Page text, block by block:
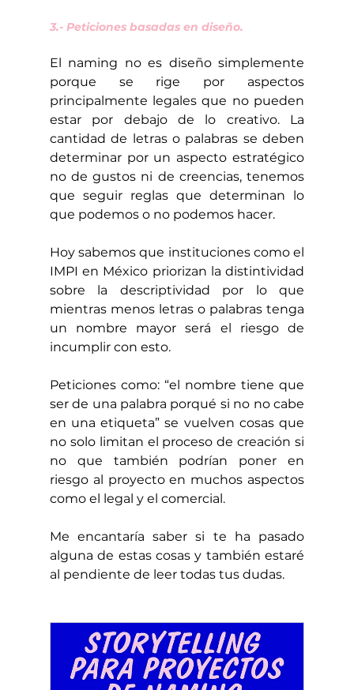
3.- Peticiones basadas en diseño.
El naming no es diseño simplemente
porque se rige por aspectos
principalmente legales que no pueden
estar por debajo de lo creativo. La
cantidad de letras o palabras se deben
determinar por un aspecto estratégico
no de gustos ni de creencias, tenemos
que seguir reglas que determinan lo
que podemos o no podemos hacer.
Hoy sabemos que instituciones como el
IMPI en México priorizan la distintividad
sobre la descriptividad por lo que
mientras menos letras o palabras tenga
un nombre mayor será el riesgo de
incumplir con esto.
Peticiones como: “el nombre tiene que
ser de una palabra porqué si no no cabe
en una etiqueta” se vuelven cosas que
no solo limitan el proceso de creación si
no que también podrían poner en
riesgo al proyecto en muchos aspectos
como el legal y el comercial.
Me encantaría saber si te ha pasado
alguna de estas cosas y también estaré
al pendiente de leer todas tus dudas.